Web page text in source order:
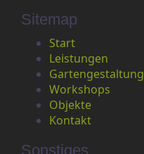
Sitemap
Start
Leistungen
Gartengestaltung
Workshops
Objekte
Kontakt
Sonstiges